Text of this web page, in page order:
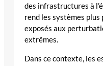
des infrastructures à
rend les systèmes
exposés aux
extrêmes.
Dans ce contexte, les